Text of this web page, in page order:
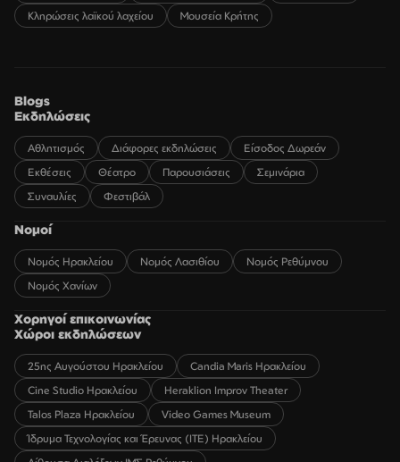
Κληρώσεις λαϊκού λαχείου
Μουσεία Κρήτης
Blogs
Εκδηλώσεις
Αθλητισμός Διάφορες εκδηλώσεις
Είσοδος Δωρεάν
Εκθέσεις
Θέατρο Παρουσιάσεις
Σεμινάρια
Συναυλίες
Φεστιβάλ
Νομοί
Νομός Ηρακλείου Νομός Λασιθίου
Νομός Ρεθύμνου
Νομός Χανίων
Χορηγοί επικοινωνίας
Χώροι εκδηλώσεων
25ης Αυγούστου Ηρακλείου
Candia Maris Ηρακλείου
Cine Studio Ηρακλείου
Heraklion Improv Theater
Talos Plaza Ηρακλείου
Video Games Museum
Ίδρυμα Τεχνολογίας και Έρευνας (ΙΤΕ) Ηρακλείου